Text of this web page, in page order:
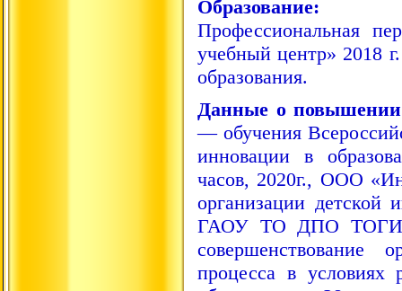
Образование:
Профессиональная
учебный центр» 2018
образования.
Данные о
— обучения
инновации в
часов, 2020г., ООО
организации
ГАОУ ТО ДПО
совершенствование
процесса в условиях